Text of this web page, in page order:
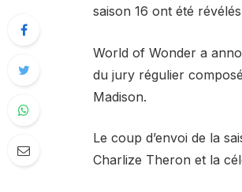
saison 16 ont été
World of Wonder a
du jury régulier
Madison.
Le coup d’envoi de la
Charlize Theron et la